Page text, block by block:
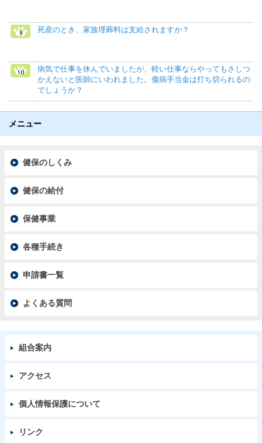
死産のとき、家族埋葬料は支給されますか？
病気で仕事を休んでいましたが、軽い仕事ならやってもさしつ
かえないと医師にいわれました。傷病手当金は打ち切られるの
でしょうか？
メニュー
健保のしくみ
健保の給付
保健事業
各種手続き
申請書一覧
よくある質問
組合案内
アクセス
個人情報保護について
リンク